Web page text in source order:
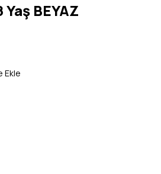
BEYAZ
Ekle